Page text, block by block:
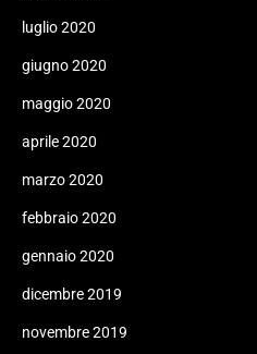
luglio 2020
giugno 2020
maggio 2020
aprile 2020
marzo 2020
febbraio 2020
gennaio 2020
dicembre 2019
novembre 2019